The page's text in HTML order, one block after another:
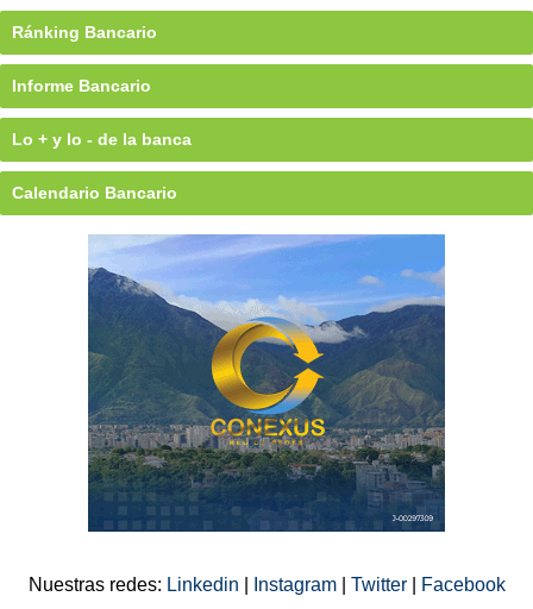
Ránking Bancario
Informe Bancario
Lo + y lo - de la banca
Calendario Bancario
Nuestras redes: Linkedin Instagram Twitter Facebook